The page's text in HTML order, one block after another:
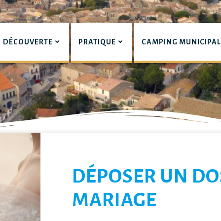
DÉCOUVERTE PRATIQUE CAMPING MUNICIPAL
DÉPOSER UN
MARIAGE